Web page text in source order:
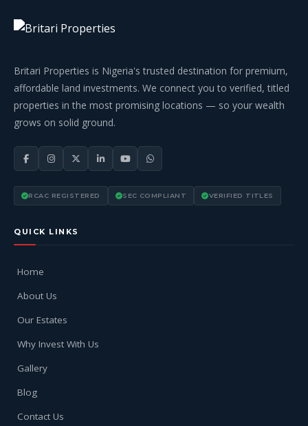
Britari Properties is Nigeria's trusted destination for premium,
affordable land investments. We connect you to verified, titled
properties in the most promising locations — so your wealth
grows on solid ground.
RCAC REGISTERED SEC COMPLIANT VERIFIED TITLES
QUICK LINKS
Home
About Us
Our Estates
Why Invest With Us
Gallery
Blog
Contact Us